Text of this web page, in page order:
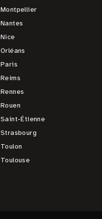
Montpellier
Nantes
Nice
Orléans
Paris
Reims
Rennes
Rouen
Saint-Étienne
Strasbourg
Toulon
Toulouse